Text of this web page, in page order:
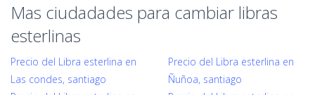
Mas ciudadades para cambiar libras
esterlinas
Precio del Libra esterlina en
Las condes, santiago
Precio del Libra esterlina en
Ñuñoa, santiago